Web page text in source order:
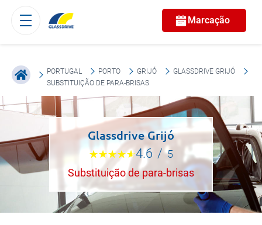
Marcação
PORTUGAL PORTO GRIJÓ
GLASSDRIVE GRIJÓ
SUBSTITUIÇÃO DE PARA-BRISAS
Glassdrive Grijó
4.6 / 5
Substituição de para-brisas